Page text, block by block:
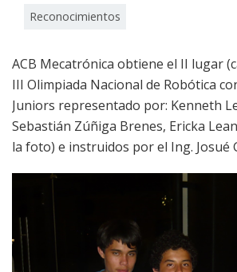
Reconocimientos
ACB Mecatrónica obtiene el II lugar
III Olimpiada Nacional de Robótica
Juniors representado por: Kenneth
Sebastián Zúñiga Brenes, Ericka
la foto) e instruidos por el Ing. Josué